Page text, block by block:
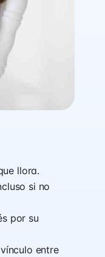
llora.
si no
por su
entre